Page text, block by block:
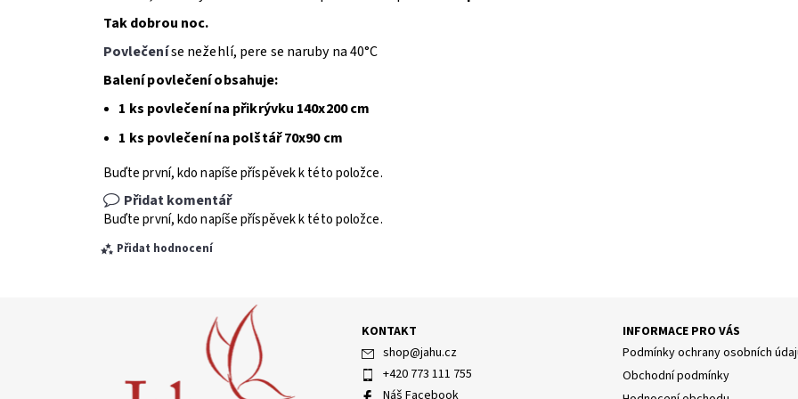
Tak dobrou noc.
Povlečeníse nežehlí, pere se naruby na 40°C
Balení povlečení obsahuje:
1 ks povlečení na přikrývku 140x200 cm
1 ks povlečení na polštář 70x90 cm
Buďte první, kdo napíše příspěvek k této položce.
Přidat komentář
Buďte první, kdo napíše příspěvek k této položce.
Přidat hodnocení
KONTAKT
shop@jahu.cz
+420 773 111 755
INFORMACE PRO VÁS
Podmínky ochrany osobních
Obchodní podmínky